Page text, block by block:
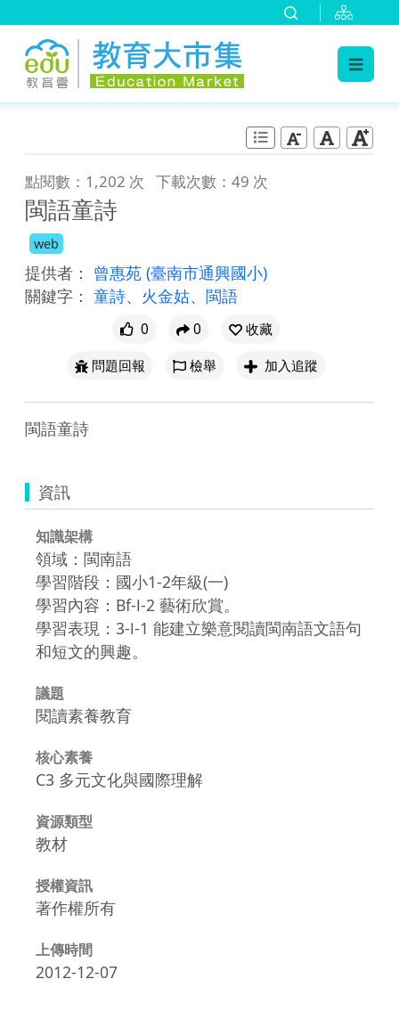
點閱數：1,202 次 下載次數：49 次
閩語童詩
web
提供者： 曾惠苑 (臺南市通興國小)
關鍵字： 童詩、 火金姑、 閩語
0 0
收藏
問題回報
檢舉 加入追蹤
閩語童詩
資訊
知識架構
領域：閩南語
學習階段：國小1-2年級(一)
學習內容：Bf-Ⅰ-2 藝術欣賞。
學習表現：3-Ⅰ-1 能建立樂意閱讀閩南語文語句
和短文的興趣。
議題
閱讀素養教育
核心素養
C3 多元文化與國際理解
資源類型
教材
授權資訊
著作權所有
上傳時間
2012-12-07